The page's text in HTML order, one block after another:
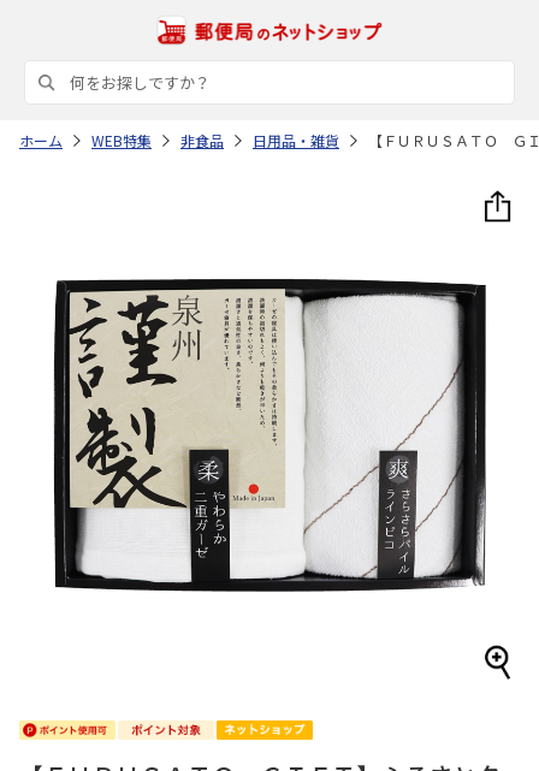
ホーム WEB特集 非食品 日用品・雑貨 【ＦＵＲＵＳＡＴＯ Ｇ